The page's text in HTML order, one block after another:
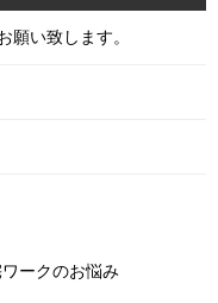
願い致します。
ークのお悩み